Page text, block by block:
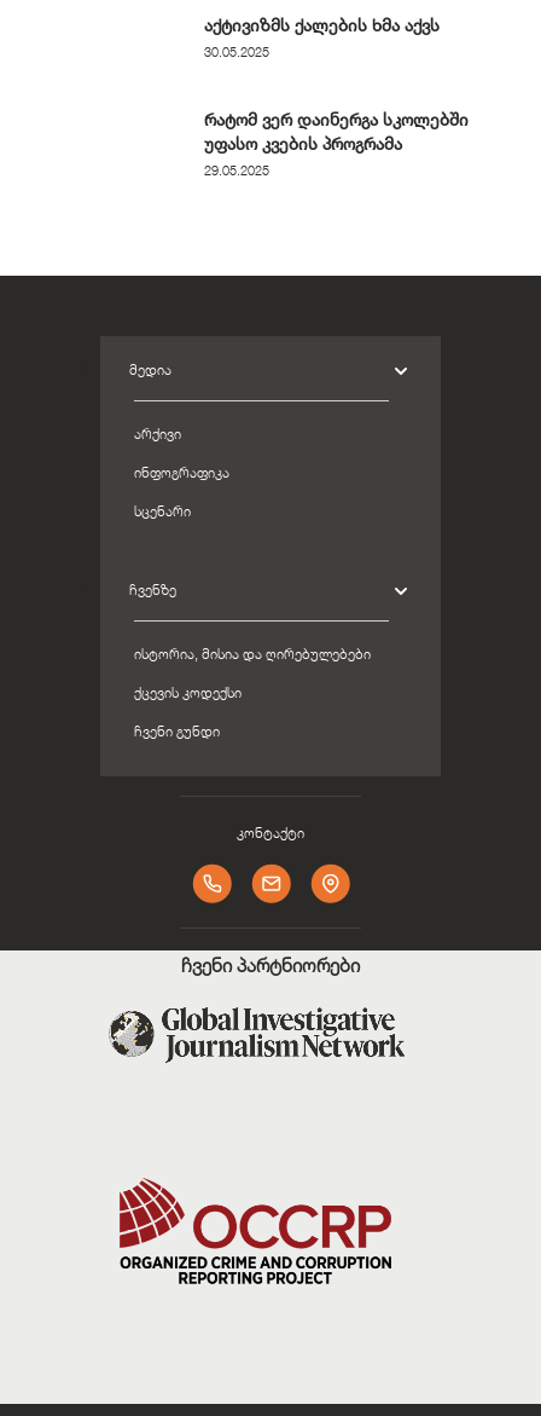
აქტივიზმს ქალების ხმა აქვს
30.05.2025
რატომ ვერ დაინერგა სკოლებში
უფასო კვების პროგრამა
29.05.2025
ᲛᲔᲓᲘᲐ
ᲐᲠᲥᲘᲕᲘ
ᲘᲜᲤᲝᲒᲠᲐᲤᲘᲙᲐ
ᲡᲪᲔᲜᲐᲠᲘ
ᲩᲕᲔᲜᲖᲔ
ᲘᲡᲢᲝᲠᲘᲐ, ᲛᲘᲡᲘᲐ ᲓᲐ ᲦᲘᲠᲔᲑᲣᲚᲔᲑᲔᲑᲘ
ᲥᲪᲔᲕᲘᲡ ᲙᲝᲓᲔᲥᲡᲘ
ᲩᲕᲔᲜᲘ ᲒᲣᲜᲓᲘ
კონტაქტი
ჩვენი პარტნიორები